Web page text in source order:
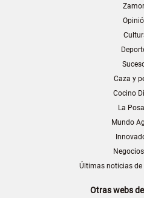
Caza y
Cocino
La
Mundo
Últimas noticias de
Otras webs